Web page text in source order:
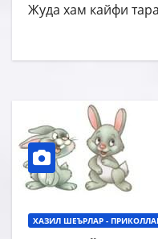
Жуда хам кайфи
ХАЗИЛ ШЕЪРЛАР -